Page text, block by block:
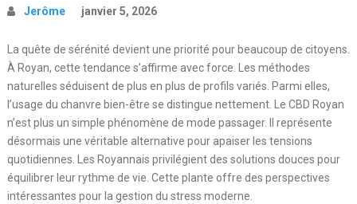
Jerôme janvier 5, 2026
La quête de sérénité devient une priorité pour beaucoup de citoyens.
À Royan, cette tendance s’affirme avec force. Les méthodes
naturelles séduisent de plus en plus de profils variés. Parmi elles,
l’usage du chanvre bien-être se distingue nettement. Le CBD Royan
n’est plus un simple phénomène de mode passager. Il représente
désormais une véritable alternative pour apaiser les tensions
quotidiennes. Les Royannais privilégient des solutions douces pour
équilibrer leur rythme de vie. Cette plante offre des perspectives
intéressantes pour la gestion du stress moderne.